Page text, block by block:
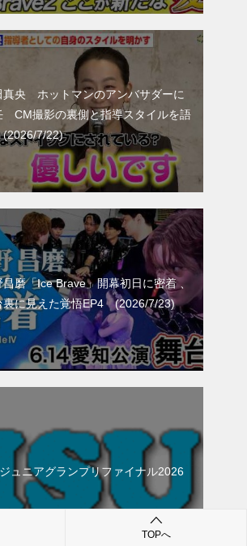
真央 ホットマンのアンバサダーに
CM撮影の裏側と指導スタイルを語
7/22)
昌磨「Ice Brave」開幕初日に密着 、
裏に見えた覚悟EP4 (2026/7/23)
ュニアグランプリファイナル2026
TOPへ